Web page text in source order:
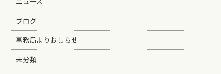
ブログ
事務局よりおしらせ
未分類